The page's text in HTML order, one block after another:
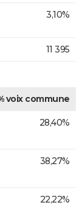
3,10%
11 395
voix commune
28,40%
38,27%
22,22%